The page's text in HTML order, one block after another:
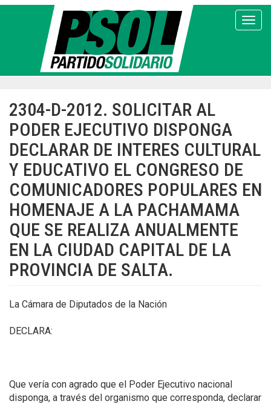
Pasar
2304-D-2012. SOLICITAR AL
PODER EJECUTIVO DISPONGA
DECLARAR DE INTERES CULTURAL
Y EDUCATIVO EL CONGRESO DE
COMUNICADORES POPULARES EN
HOMENAJE A LA PACHAMAMA
QUE SE REALIZA ANUALMENTE
EN LA CIUDAD CAPITAL DE LA
PROVINCIA DE SALTA.
La Cámara de Diputados de la Nación
DECLARA:
Que vería con agrado que el Poder Ejecutivo nacional
disponga, a través del organismo que corresponda, declarar